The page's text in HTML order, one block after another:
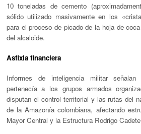
10 toneladas de cemento
sólido utilizado masivamente en los
para el proceso de picado de la hoja de
del alcaloide.
Asfixia financiera
Informes de inteligencia militar
pertenecía a los grupos armados
disputan el control territorial y las rutas del
de la Amazonía colombiana, afectando
Mayor Central y la Estructura Rodrigo